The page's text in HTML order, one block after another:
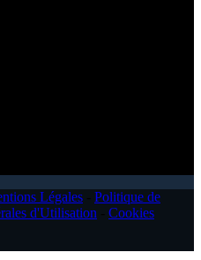
Légales
Politique de
d'Utilisation
Cookies